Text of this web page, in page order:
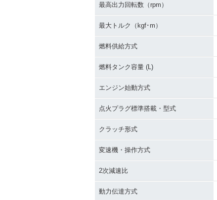
最高出力回転数（rpm）
最大トルク（kgf･m）
燃料供給方式
燃料タンク容量 (L)
エンジン始動方式
点火プラグ標準搭載・型式
クラッチ形式
変速機・操作方式
2次減速比
動力伝達方式